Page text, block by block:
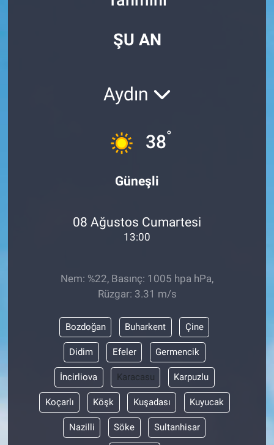
ŞU AN
Aydın
38°
Güneşli
08 Ağustos Cumartesi
13:00
Nem: %22, Basınç: 1005 hpa hPa,
Rüzgar: 3.31 m/s
Bozdoğan Buharkent Çine
Didim Efeler Germencik
İncirliova Karacasu Karpuzlu
Koçarlı Köşk Kuşadası Kuyucak
Nazilli Söke Sultanhisar